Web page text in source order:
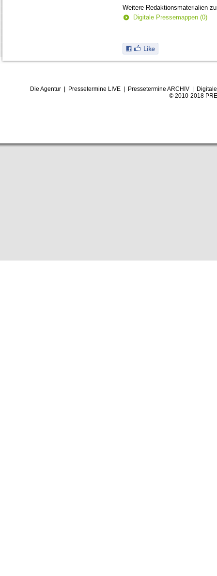
Weitere Redaktionsmaterialien
Digitale Pressemappen (0)
Die Agentur| Pressetermine LIVE| Pressetermine ARCHIV|
© 2010-2018